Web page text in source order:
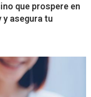
que prospere en
y asegura tu